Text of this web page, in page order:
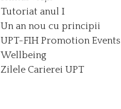
Tutoriat anul I
Un an nou cu principii
UPT-FIH Promotion Events
Wellbeing
Zilele Carierei UPT